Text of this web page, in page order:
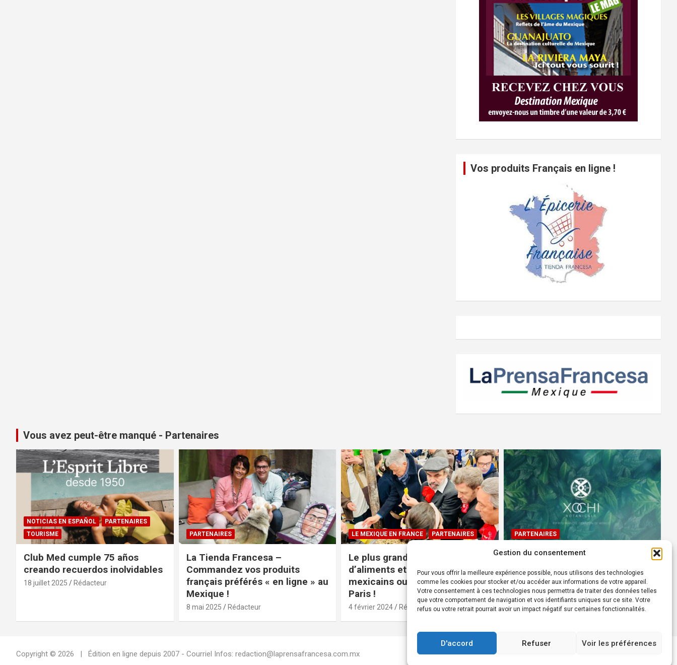
Gestion du consentement
Pour vous offrir la meilleure expérience possible, nous utilisons des technologies
comme les cookies pour stocker et/ou accéder aux informations de votre appareil.
Votre consentement à ces technologies nous permettra de traiter des données telles
que votre comportement de navigation et vos identifiants uniques sur ce site. Votre
refus ou votre retrait pourrait avoir un impact négatif sur certaines fonctionnalités.
D'accord Refuser Voir les préférences
Vos produits Français en ligne !
Vous avez peut-être manqué - Partenaires
NOTICIAS EN ESPAÑOL
PARTENAIRES
TOURISME
Club Med cumple 75 años
creando recuerdos inolvidables
18 juillet 2025 Rédacteur
PARTENAIRES
La Tienda Francesa –
Commandez vos produits
français préférés « en ligne » au
Mexique !
8 mai 2025 Rédacteur
LE MEXIQUE EN FRANCE PARTENAIRES
Le plus grand magasin
d’aliments et produits
mexicains ouvre ses portes à
Paris !
4 février 2024 Rédacteur
PARTENAIRES
Devenez Ambassadeur XOCHI
BOTANICALS – « El espíritu
francés con corazón de
México! »
24 août 2022 Rédacteur
Copyright © 2026 Édition en ligne depuis 2007 - Courriel Infos: redaction@laprensafrancesa.com.mx